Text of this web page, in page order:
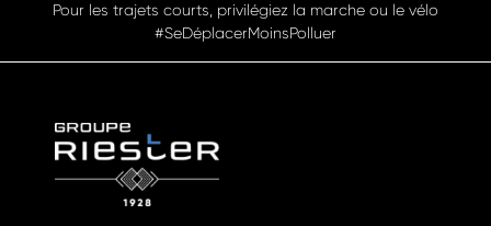
Pour les trajets courts, privilégiez la marche ou le vélo
#SeDéplacerMoinsPolluer